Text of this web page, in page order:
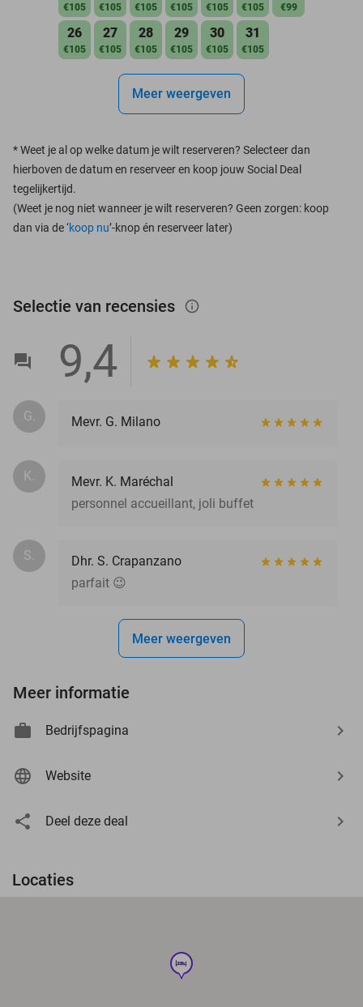
€105 €105 €105 €105 €105 €105 €99
26
€105
27
€105
28
€105
29
€105
30
€105
31
€105
Meer weergeven
*Weet je al op welke datum je wilt reserveren? Selecteer dan
hierboven de datum en reserveer en koop jouw Social Deal
tegelijkertijd.
(Weet je nog niet wanneer je wilt reserveren? Geen zorgen: koop
dan via de ‘koop nu’-knop én reserveer later)
Selectie van recensies info_outlined
9,4
G. Mevr. G. Milano
K.
Mevr. K. Maréchal
personnel accueillant, joli buffet
S.
Dhr. S. Crapanzano
parfait 😉
Meer weergeven
Meer informatie
Bedrijfspagina
Website
Deel deze deal
Locaties
hotel